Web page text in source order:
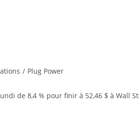
/ Plug Power
de 8,4 % pour finir à 52,46 $ à Wall